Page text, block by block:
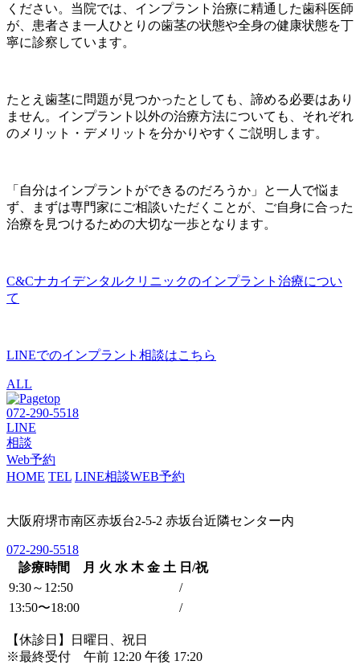
ください。当院では、インプラント治療に精通した歯科医師
が、患者さま一人ひとりの歯茎の状態や全身の健康状態を丁
寧に診察しています。
たとえ歯茎に問題が見つかったとしても、諦める必要はあり
ません。インプラント以外の治療方法についても、それぞれ
のメリット・デメリットを分かりやすくご説明します。
「自分はインプラントができるのだろうか」と一人で悩ま
ず、まずは専門家にご相談いただくことが、ご自身に合った
治療を見つけるための大切な一歩となります。
C&Cナカイデンタルクリニックのインプラント治療につい
て
LINEでのインプラント相談はこちら
ALL
072-290-5518
LINE
相談
Web予約
HOME TEL LINE相談WEB予約
大阪府堺市南区赤坂台2-5-2 赤坂台近隣センター内
072-290-5518
診療時間
月 火 水 木 金 土 日/祝
9:30～12:50
/
13:50〜18:00
/
【休診日】日曜日、祝日
※最終受付 午前 12:20 午後 17:20